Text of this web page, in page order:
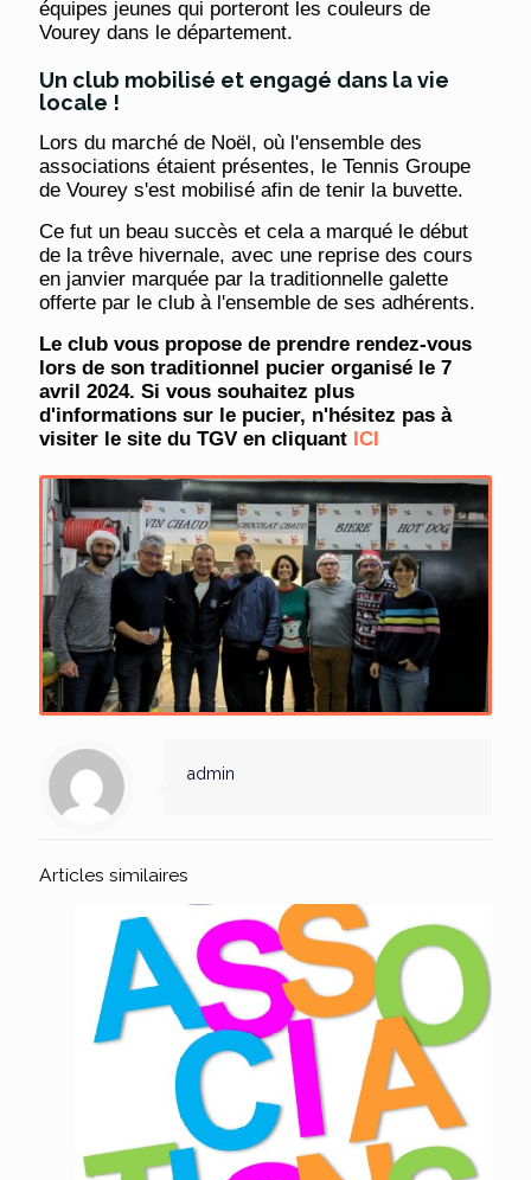
équipes jeunes qui porteront les couleurs de
Vourey dans le département.
Un club mobilisé et engagé dans la vie
locale !
Lors du marché de Noël, où l'ensemble des
associations étaient présentes, le Tennis Groupe
de Vourey s'est mobilisé afin de tenir la buvette.
Ce fut un beau succès et cela a marqué le début
de la trêve hivernale, avec une reprise des cours
en janvier marquée par la traditionnelle galette
offerte par le club à l'ensemble de ses adhérents.
Le club vous propose de prendre rendez-vous
lors de son traditionnel pucier organisé le 7
avril 2024. Si vous souhaitez plus
d'informations sur le pucier, n'hésitez pas à
visiter le site du TGV en cliquant ICI
admin
Articles similaires